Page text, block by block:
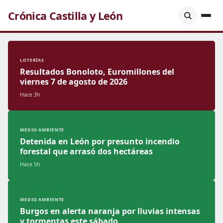
Crónica Castilla y León
LOTERÍAS
Resultados Bonoloto, Euromillones del
viernes 7 de agosto de 2026
Hace 3h
MEDIO AMBIENTE
Detenida en León por presunto incendio
forestal que arrasó dos hectáreas
Hace 5h
MEDIO AMBIENTE
Burgos en alerta naranja por lluvias intensas